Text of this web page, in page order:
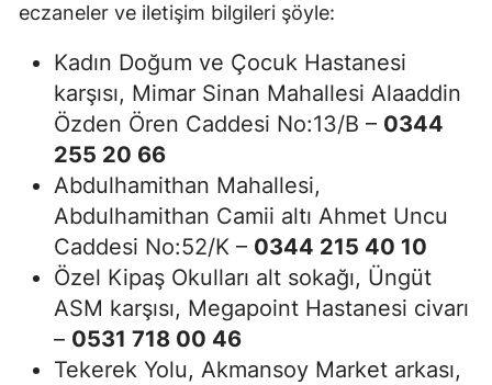
eczaneler ve iletişim bilgileri şöyle:
Kadın Doğum ve Çocuk Hastanesi
karşısı, Mimar Sinan Mahallesi Alaaddin
Özden Ören Caddesi No:13/B – 0344
255 20 66
Abdulhamithan Mahallesi,
Abdulhamithan Camii altı Ahmet Uncu
Caddesi No:52/K – 0344 215 40 10
Özel Kipaş Okulları alt sokağı, Üngüt
ASM karşısı, Megapoint Hastanesi civarı
– 0531 718 00 46
Tekerek Yolu, Akmansoy Market arkası,